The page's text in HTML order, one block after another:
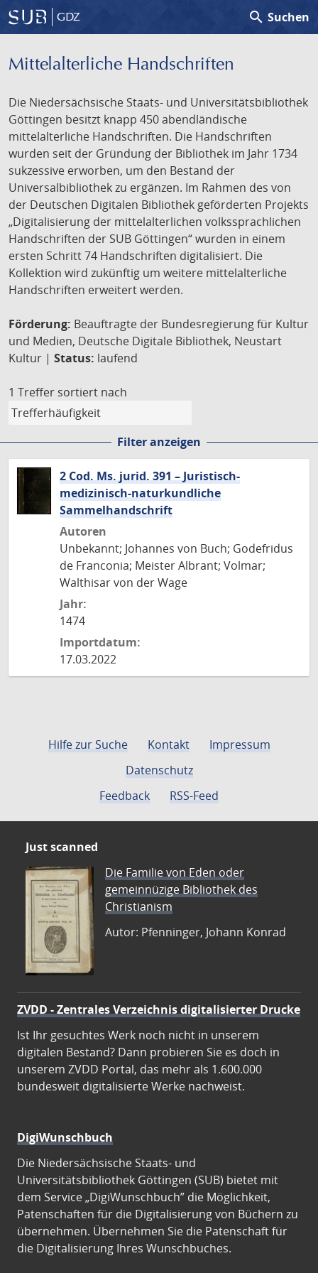
GDZ search Suchen
Mittelalterliche Handschriften
Die Niedersächsische Staats- und Universitätsbibliothek
Göttingen besitzt knapp 450 abendländische
mittelalterliche Handschriften. Die Handschriften
wurden seit der Gründung der Bibliothek im Jahr 1734
sukzessive erworben, um den Bestand der
Universalbibliothek zu ergänzen. Im Rahmen des von
der Deutschen Digitalen Bibliothek geförderten Projekts
„Digitalisierung der mittelalterlichen volkssprachlichen
Handschriften der SUB Göttingen“ wurden in einem
ersten Schritt 74 Handschriften digitalisiert. Die
Kollektion wird zukünftig um weitere mittelalterliche
Handschriften erweitert werden.
Förderung: Beauftragte der Bundesregierung für Kultur
und Medien, Deutsche Digitale Bibliothek, Neustart
Kultur | Status: laufend
1 Treffer sortiert nach
Filter anzeigen
2 Cod. Ms. jurid. 391 – Juristisch-
medizinisch-naturkundliche
Sammelhandschrift
Autoren
Unbekannt; Johannes von Buch; Godefridus
de Franconia; Meister Albrant; Volmar;
Walthisar von der Wage
Jahr:
1474
Importdatum:
17.03.2022
Hilfe zur Suche Kontakt
Impressum
Datenschutz
Feedback
RSS-Feed
Just scanned
Die Familie von Eden oder
gemeinnüzige Bibliothek des
Christianism
Autor: Pfenninger, Johann Konrad
ZVDD - Zentrales Verzeichnis digitalisierter Drucke
Ist Ihr gesuchtes Werk noch nicht in unserem
digitalen Bestand? Dann probieren Sie es doch in
unserem ZVDD Portal, das mehr als 1.600.000
bundesweit digitalisierte Werke nachweist.
DigiWunschbuch
Die Niedersächsische Staats- und
Universitätsbibliothek Göttingen (SUB) bietet mit
dem Service „DigiWunschbuch” die Möglichkeit,
Patenschaften für die Digitalisierung von Büchern zu
übernehmen. Übernehmen Sie die Patenschaft für
die Digitalisierung Ihres Wunschbuches.